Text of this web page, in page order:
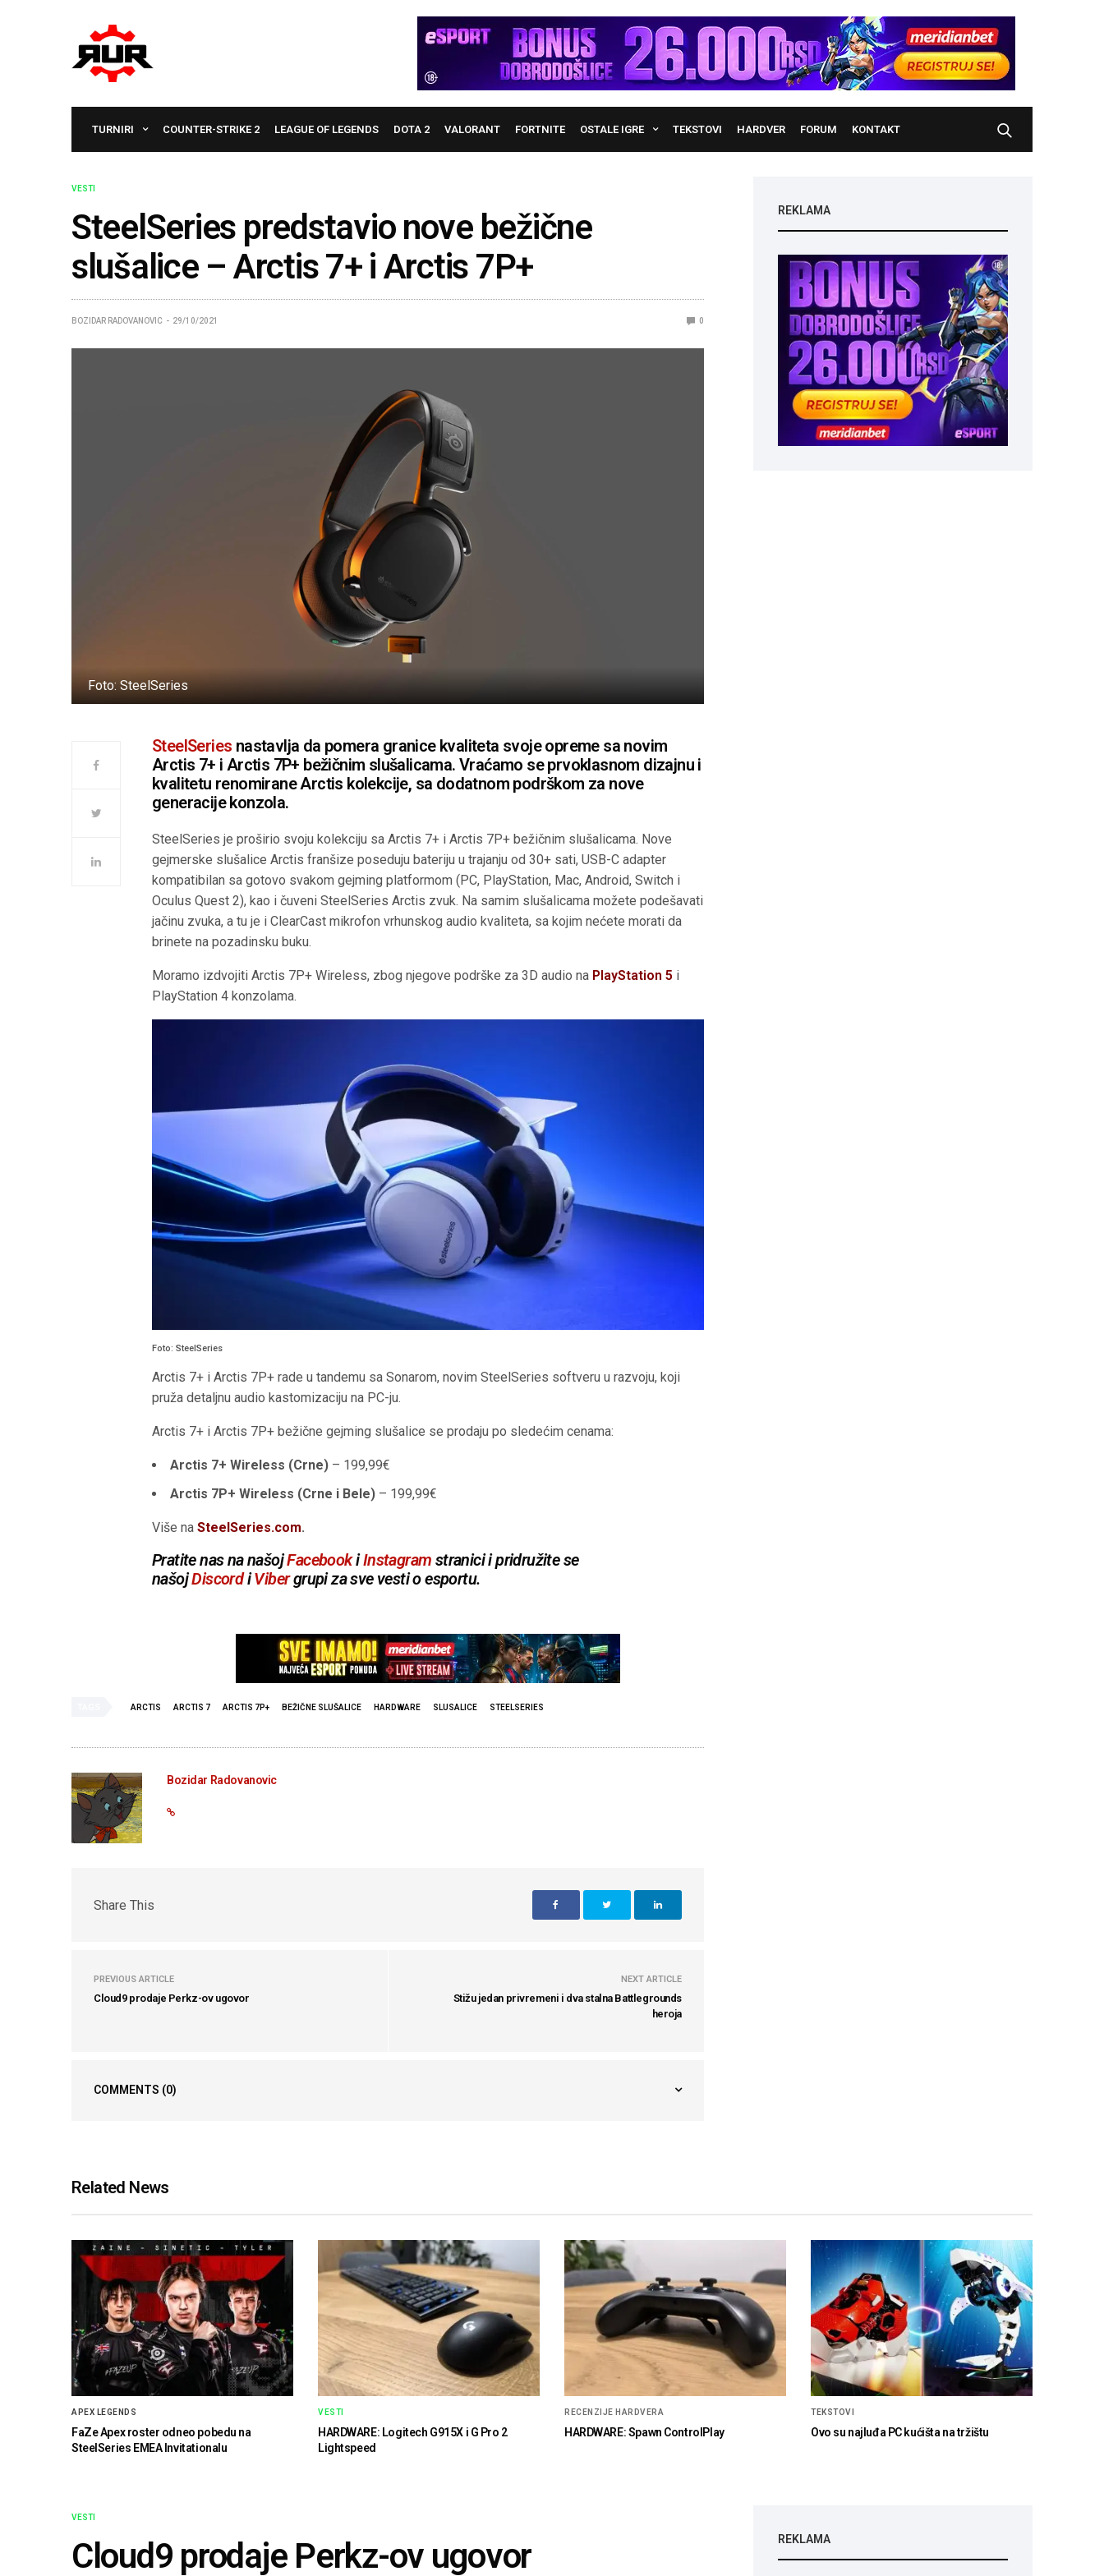
TURNIRI COUNTER-STRIKE 2 LEAGUE OF LEGENDS DOTA 2 VALORANT FORTNITE OSTALE IGRE TEKSTOVI HARDVER FORUM KONTAKT
VESTI
SteelSeries predstavio nove bežične
slušalice – Arctis 7+ i Arctis 7P+
BOZIDAR RADOVANOVIC 29/10/2021 0
Foto: SteelSeries
SteelSeries nastavlja da pomera granice kvaliteta svoje opreme sa novim
Arctis 7+ i Arctis 7P+ bežičnim slušalicama. Vraćamo se prvoklasnom dizajnu i
kvalitetu renomirane Arctis kolekcije, sa dodatnom podrškom za nove
generacije konzola.
SteelSeries je proširio svoju kolekciju sa Arctis 7+ i Arctis 7P+ bežičnim slušalicama. Nove
gejmerske slušalice Arctis franšize posedujubateriju u trajanju od 30+ sati, USB-C adapter
kompatibilan sa gotovo svakom gejming platformom (PC, PlayStation, Mac, Android, Switch i
Oculus Quest 2), kao i čuveni SteelSeries Arctis zvuk. Na samim slušalicama možete podešavati
jačinu zvuka, a tu je iClearCast mikrofon vrhunskog audio kvaliteta, sa kojim nećete morati da
brinete na pozadinsku buku.
Moramo izdvojiti Arctis 7P+ Wireless, zbog njegove podrške za 3D audio na PlayStation 5 i
PlayStation 4 konzolama.
Foto: SteelSeries
Arctis 7+ i Arctis 7P+ rade u tandemu sa Sonarom, novim SteelSeries softveru u razvoju, koji
pruža detaljnu audio kastomizaciju na PC-ju.
Arctis 7+ i Arctis 7P+ bežične gejming slušalice se prodaju po sledećim cenama:
Arctis 7+ Wireless (Crne) – 199,99€
Arctis 7P+ Wireless (Crne i Bele) – 199,99€
Više naSteelSeries.com.
Pratite nas na našojFacebookiInstagram stranici i pridružite se
našojDiscordiVibergrupi za sve vesti o esportu.
ARCTIS ARCTIS 7 ARCTIS 7P+ BEŽIČNE SLUŠALICE HARDWARE SLUSALICE STEELSERIES
Bozidar Radovanovic
Share This
PREVIOUS ARTICLE
Cloud9 prodaje Perkz-ov ugovor
NEXT ARTICLE
Stižu jedan privremeni i dva stalna Battlegrounds
heroja
COMMENTS (0)
REKLAMA
Related News
APEX LEGENDS
FaZe Apex roster odneo pobedu na
SteelSeries EMEA Invitationalu
VESTI
HARDWARE: Logitech G915X i G Pro 2
Lightspeed
RECENZIJE HARDVERA
HARDWARE: Spawn ControlPlay
TEKSTOVI
Ovo su najluđa PC kućišta na tržištu
VESTI
Cloud9 prodaje Perkz-ov ugovor REKLAMA